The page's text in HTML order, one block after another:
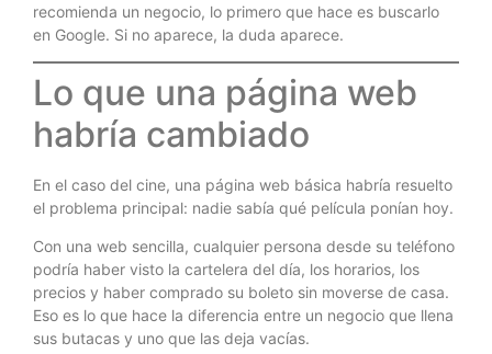
recomienda un negocio, lo primero que hace es buscarlo
en Google. Si no aparece, la duda aparece.
Lo que una página web
habría cambiado
En el caso del cine, una página web básica habría resuelto
el problema principal: nadie sabía qué película ponían hoy.
Con una web sencilla, cualquier persona desde su teléfono
podría haber visto la cartelera del día, los horarios, los
precios y haber comprado su boleto sin moverse de casa.
Eso es lo que hace la diferencia entre un negocio que llena
sus butacas y uno que las deja vacías.